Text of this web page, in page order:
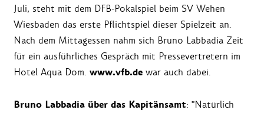
Juli, steht mit dem DFB-Pokalspiel beim SV Wehen
Wiesbaden das erste Pflichtspiel dieser Spielzeit an.
Nach dem Mittagessen nahm sich Bruno Labbadia Zeit
für ein ausführliches Gespräch mit Pressevertretern im
Hotel Aqua Dom. www.vfb.de war auch dabei.
Bruno Labbadia über das Kapitänsamt: "Natürlich